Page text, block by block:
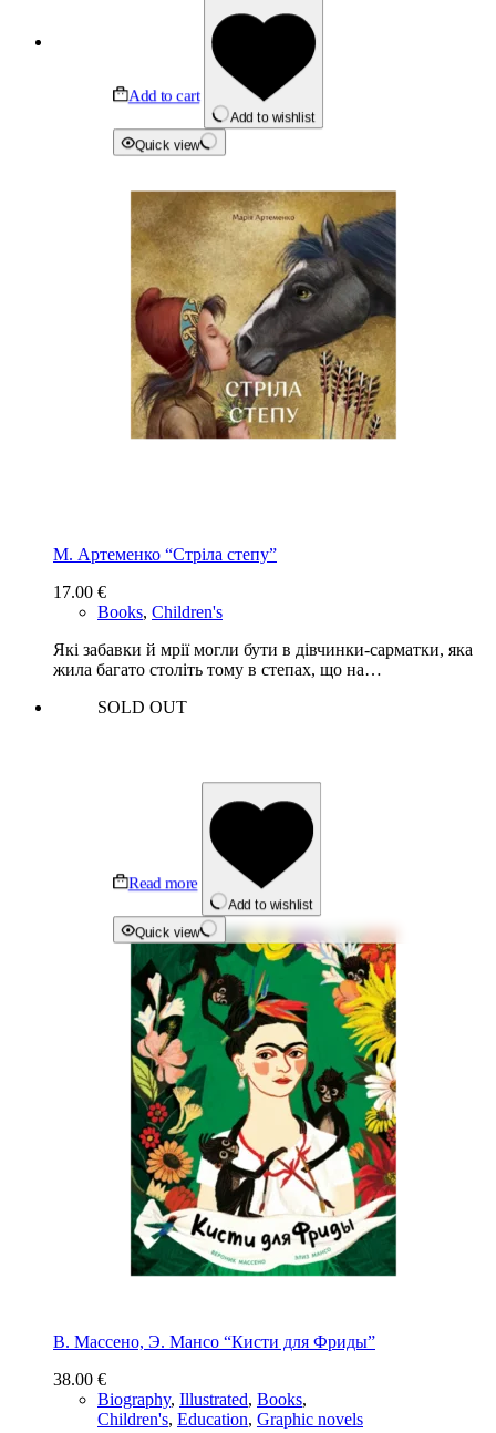
Add to cart
Add to wishlist
Quick view
М. Артеменко “Стріла степу”
17.00 €
Books, Children's
Які забавки й мрії могли бути в дівчинки-сарматки, яка
жила багато століть тому в степах, що на…
SOLD OUT
Read more
Add to wishlist
Quick view
В. Массено, Э. Мансо “Кисти для Фриды”
38.00 €
Biography, Illustrated, Books,
Children's, Education, Graphic novels